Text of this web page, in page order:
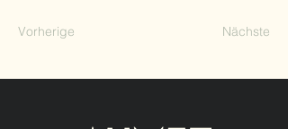
Vorherige Nächste